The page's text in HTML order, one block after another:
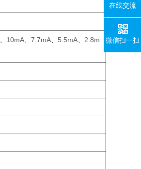
10mA 7.7mA 5.5mA 2.8m
在线交流
微信扫一扫